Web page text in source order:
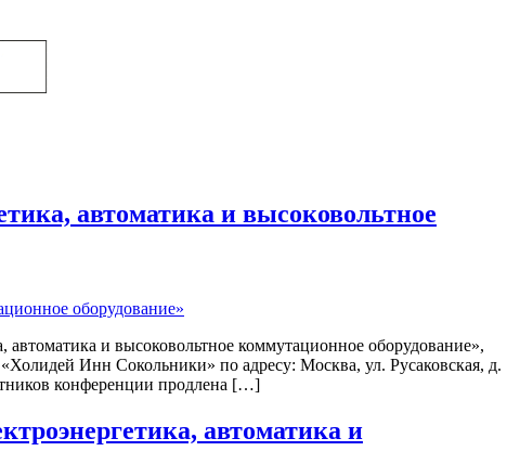
автоматика и высоковольтное
и высоковольтное коммутационное оборудование»,
Инн Сокольники» по адресу: Москва, ул. Русаковская, д.
конференции продлена […]
автоматика и